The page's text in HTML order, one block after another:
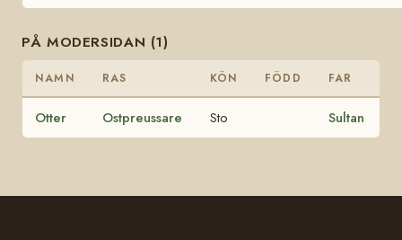
PÅ MODERSIDAN (1)
NAMN RAS KÖN FÖDD FAR
Otter Ostpreussare Sto Sultan